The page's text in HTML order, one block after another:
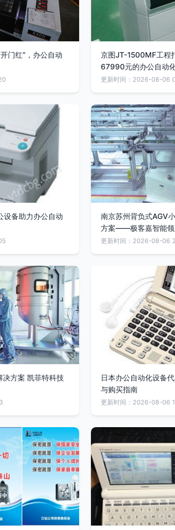
门红”，办公自动
京图JT-1500MF工程
67990元的办公自动
更新时间：2026-08-06
设备助力办公自动
南京苏州背负式AGV
方案——极客嘉智能领
更新时间：2026-08-06
方案 凯菲特科技
日本办公自动化设备
与购买指南
更新时间：2026-08-06